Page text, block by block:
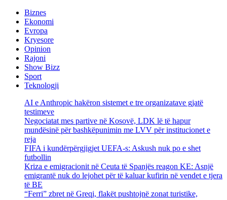
Biznes
Ekonomi
Evropa
Kryesore
Opinion
Rajoni
Show Bizz
Sport
Teknologji
AI e Anthropic hakëron sistemet e tre organizatave gjatë
testimeve
Negociatat mes partive në Kosovë, LDK lë të hapur
mundësinë për bashkëpunimin me LVV për institucionet e
reja
FIFA i kundërpërgjigjet UEFA-s: Askush nuk po e shet
futbollin
Kriza e emigracionit në Ceuta të Spanjës reagon KE: Asnjë
emigrantë nuk do lejohet për të kaluar kufirin në vendet e tjera
të BE
“Ferri” zbret në Greqi, flakët pushtojnë zonat turistike,